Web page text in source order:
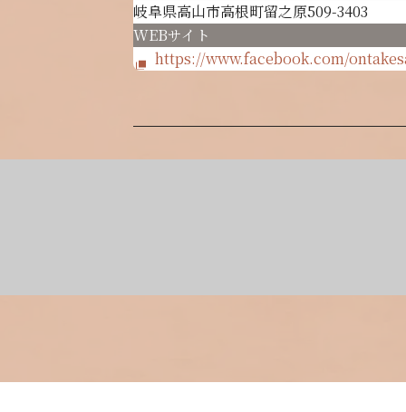
岐阜県高山市高根町留之原509-3403
WEBサイト
https://www.facebook.com/